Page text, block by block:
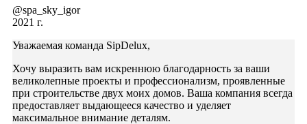
@spa_sky_igor
2021 г.
Уважаемая команда SipDelux,
Хочу выразить вам искреннюю благодарность за ваши
великолепные проекты и профессионализм, проявленные
при строительстве двух моих домов. Ваша компания всегда
предоставляет выдающееся качество и уделяет
максимальное внимание деталям.